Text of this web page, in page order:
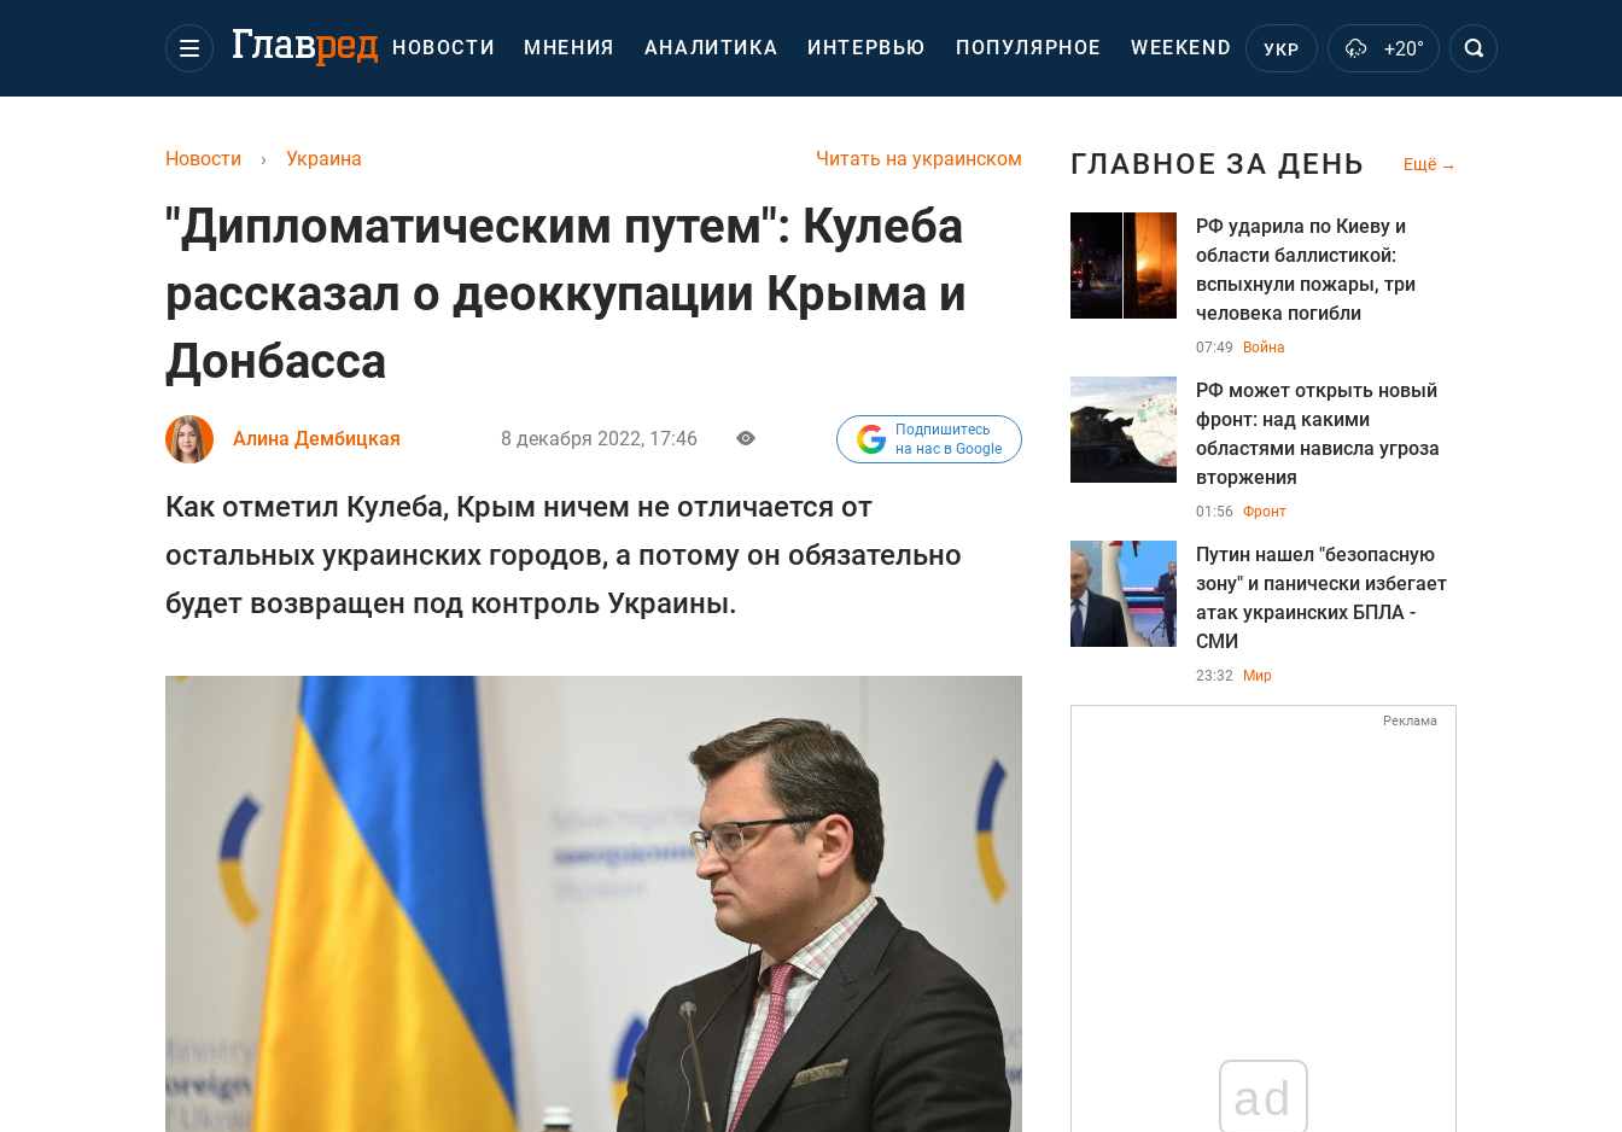
НОВОСТИ МНЕНИЯ АНАЛИТИКА ИНТЕРВЬЮ ПОПУЛЯРНОЕ WEEKEND УКР +20°
Читать на украинском
Новости › Украина
"Дипломатическим путем": Кулеба
рассказал о деоккупации Крыма и
Донбасса
Алина Дембицкая 8 декабря 2022, 17:46
Подпишитесь
на нас в Google
Как отметил Кулеба, Крым ничем не отличается от
остальных украинских городов, а потому он обязательно
будет возвращен под контроль Украины.
ГЛАВНОЕ ЗА ДЕНЬ Ещё
РФ ударила по Киеву и
области баллистикой:
вспыхнули пожары, три
человека погибли
07:49 Война
РФ может открыть новый
фронт: над какими
областями нависла угроза
вторжения
01:56 Фронт
Путин нашел "безопасную
зону" и панически избегает
атак украинских БПЛА -
СМИ
23:32 Мир
Реклама
ad